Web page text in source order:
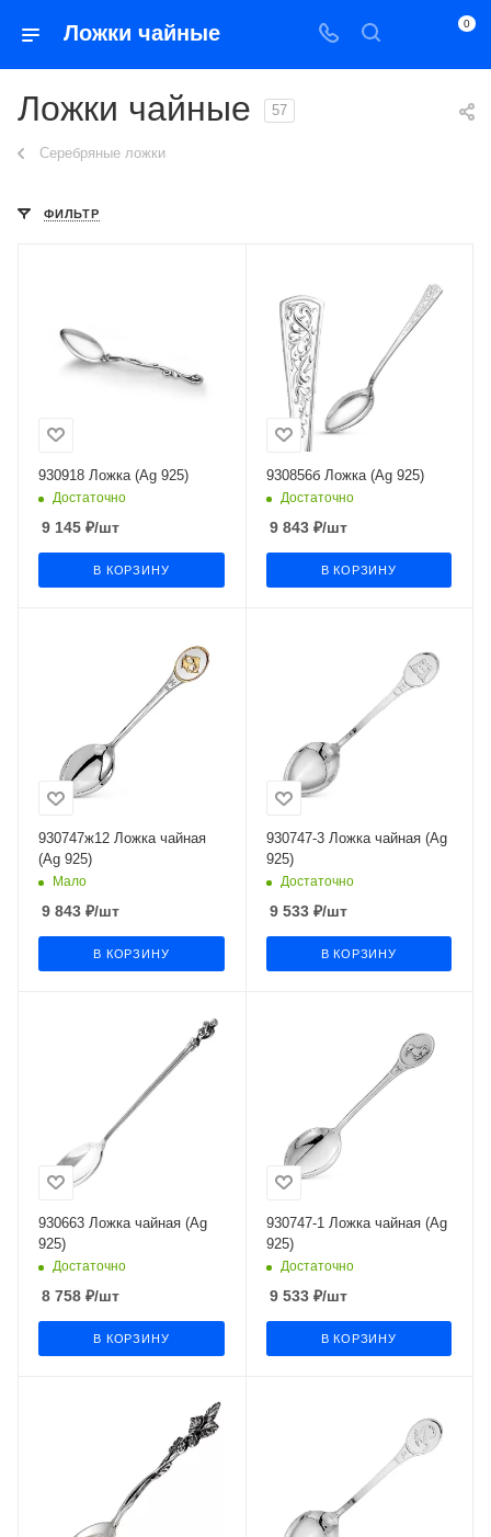
Ложки чайные 0
Ложки чайные 57
Серебряные ложки
ФИЛЬТР
930918 Ложка (Ag 925)
Достаточно
9 145 ₽/шт
В КОРЗИНУ
930856б Ложка (Ag 925)
Достаточно
9 843₽/шт
В КОРЗИНУ
930747ж12 Ложка чайная
(Ag 925)
Мало
9 843 ₽/шт
В КОРЗИНУ
930747-3 Ложка чайная (Ag
925)
Достаточно
9 533₽/шт
В КОРЗИНУ
930663 Ложка чайная (Ag
925)
Достаточно
8 758 ₽/шт
В КОРЗИНУ
930747-1 Ложка чайная (Ag
925)
Достаточно
9 533₽/шт
В КОРЗИНУ